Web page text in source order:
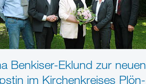
Benkiser-Eklund zur neuen
im Kirchenkreises Plön-